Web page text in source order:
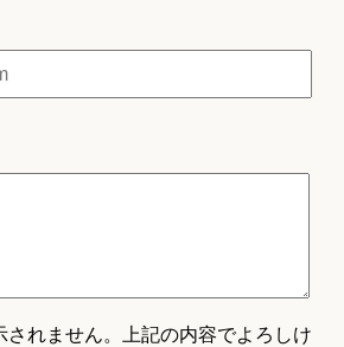
されません。上記の内容でよろしけ